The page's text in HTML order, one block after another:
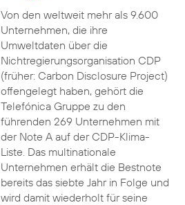
Von den weltweit mehr als 9.600
Unternehmen, die ihre
Umweltdaten über die
Nichtregierungsorganisation CDP
(früher: Carbon Disclosure Project)
offengelegt haben, gehört die
Telefónica Gruppe zu den
führenden 269 Unternehmen mit
der Note A auf der CDP-Klima-
Liste. Das multinationale
Unternehmen erhält die Bestnote
bereits das siebte Jahr in Folge und
wird damit wiederholt für seine